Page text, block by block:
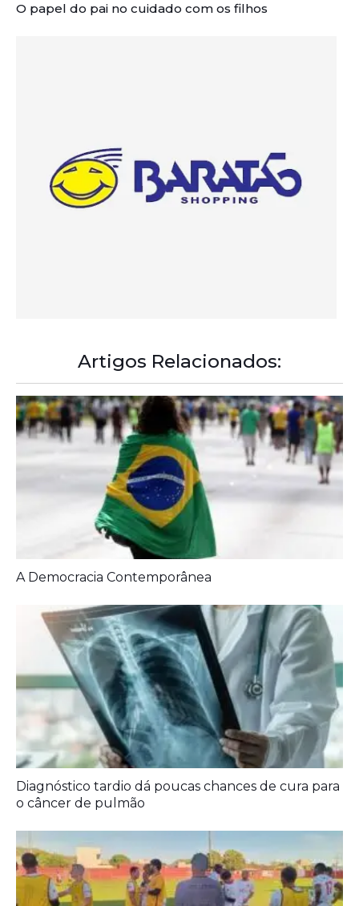
O papel do pai no cuidado com os filhos
Artigos Relacionados:
A Democracia Contemporânea
Diagnóstico tardio dá poucas chances de cura para
o câncer de pulmão
Agora é oficial